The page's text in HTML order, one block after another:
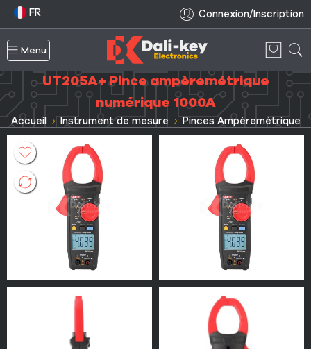
FR Connexion/Inscription
Menu
UT205A+ Pince ampèremétrique
numérique 1000A
Accueil Instrument de mesure Pinces Ampèremétrique